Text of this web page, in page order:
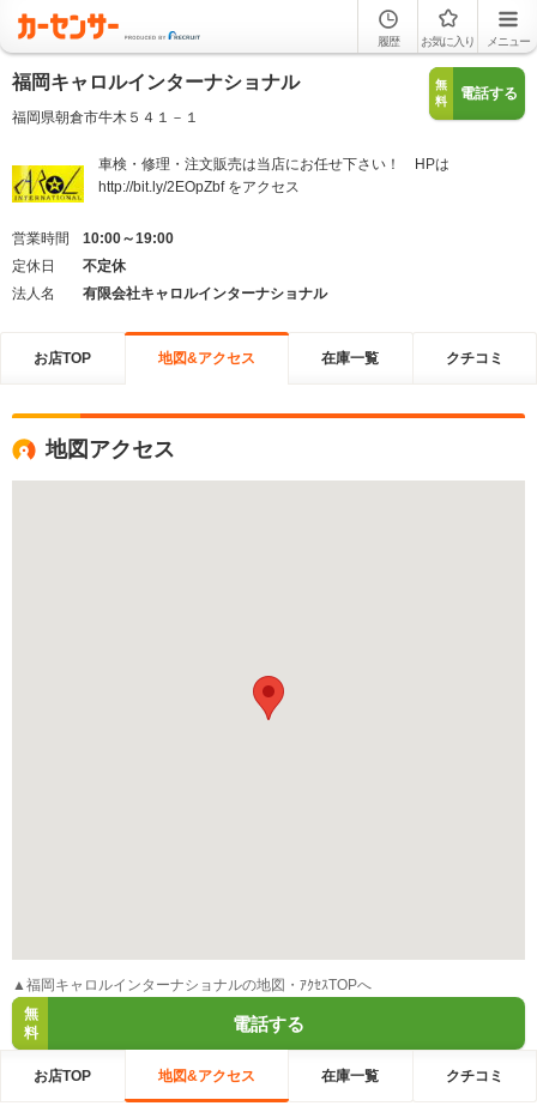
履歴 お気に入り メニュー
福岡キャロルインターナショナル
福岡県朝倉市牛木５４１－１
無
料
電話する
車検・修理・注文販売は当店にお任せ下さい！ HPは
http://bit.ly/2EOpZbf をアクセス
営業時間
10:00～19:00
定休日
不定休
法人名
有限会社キャロルインターナショナル
お店TOP 地図&アクセス 在庫一覧 クチコミ
地図アクセス
▲福岡キャロルインターナショナルの地図・ｱｸｾｽTOPへ
無
料
電話する
お店TOP 地図&アクセス 在庫一覧 クチコミ